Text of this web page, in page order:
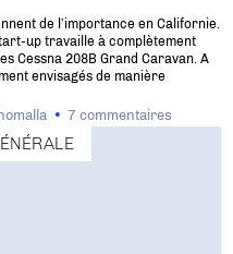
de l’importance en Californie.
up travaille à complètement
Cessna 208B Grand Caravan. A
envisagés de manière
7 commentaires